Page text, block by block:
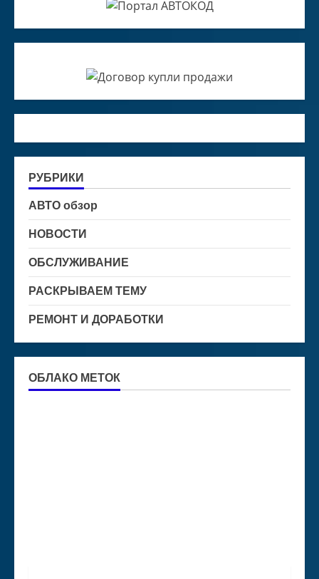
РУБРИКИ
АВТО обзор
НОВОСТИ
ОБСЛУЖИВАНИЕ
РАСКРЫВАЕМ ТЕМУ
РЕМОНТ И ДОРАБОТКИ
ОБЛАКО МЕТОК